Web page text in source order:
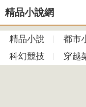
精品小說網
精品小說 都市
科幻競技
穿越